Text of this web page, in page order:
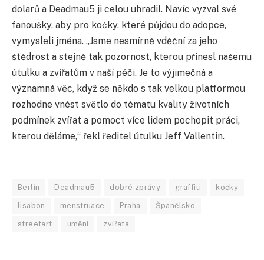
dolarů a Deadmau5 ji celou uhradil. Navíc vyzval své
fanoušky, aby pro kočky, které půjdou do adopce,
vymysleli jména. „Jsme nesmírně vděční za jeho
štědrost a stejně tak pozornost, kterou přinesl našemu
útulku a zvířatům v naší péči. Je to výjimečná a
významná věc, když se někdo s tak velkou platformou
rozhodne vnést světlo do tématu kvality životních
podmínek zvířat a pomoct více lidem pochopit práci,
kterou děláme,“ řekl ředitel útulku Jeff Vallentin.
Berlín Deadmau5 dobré zprávy graffiti kočky
lisabon menstruace Praha Španělsko
streetart umění zvířata